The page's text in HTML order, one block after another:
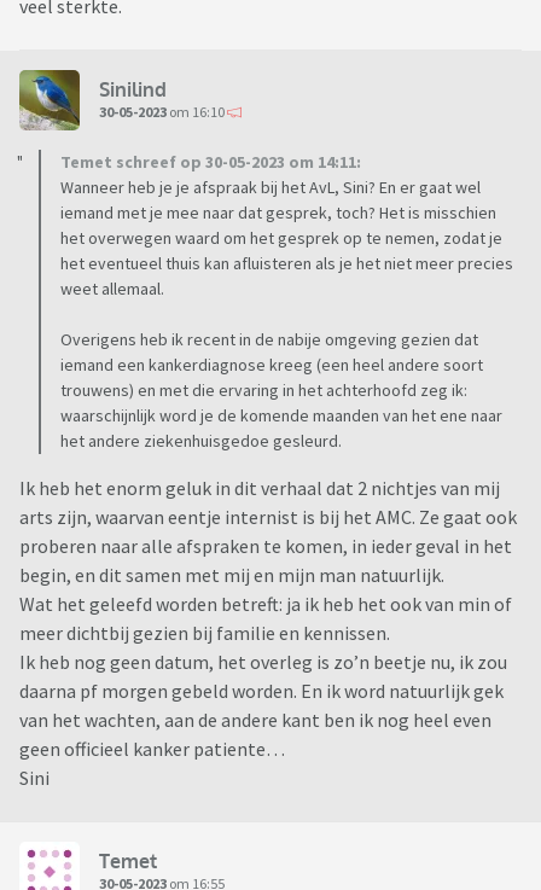
veel sterkte.
Sinilind
30-05-2023 om 16:10
Temet schreef op 30-05-2023 om 14:11:
Wanneer heb je je afspraak bij het AvL, Sini? En er gaat wel
iemand met je mee naar dat gesprek, toch? Het is misschien
het overwegen waard om het gesprek op te nemen, zodat je
het eventueel thuis kan afluisteren als je het niet meer precies
weet allemaal.
Overigens heb ik recent in de nabije omgeving gezien dat
iemand een kankerdiagnose kreeg (een heel andere soort
trouwens) en met die ervaring in het achterhoofd zeg ik:
waarschijnlijk word je de komende maanden van het ene naar
het andere ziekenhuisgedoe gesleurd.
Ik heb het enorm geluk in dit verhaal dat 2 nichtjes van mij
arts zijn, waarvan eentje internist is bij het AMC. Ze gaat ook
proberen naar alle afspraken te komen, in ieder geval in het
begin, en dit samen met mij en mijn man natuurlijk.
Wat het geleefd worden betreft: ja ik heb het ook van min of
meer dichtbij gezien bij familie en kennissen.
Ik heb nog geen datum, het overleg is zo’n beetje nu, ik zou
daarna pf morgen gebeld worden. En ik word natuurlijk gek
van het wachten, aan de andere kant ben ik nog heel even
geen officieel kanker patiente…
Sini
Temet
30-05-2023 om 16:55